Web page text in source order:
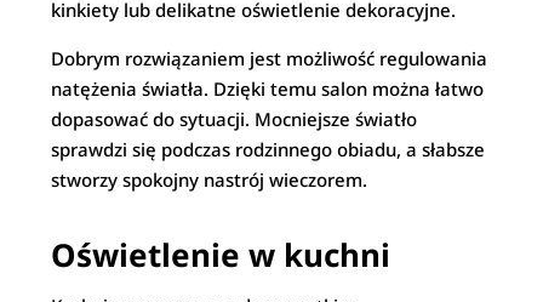
kinkiety lub delikatne oświetlenie dekoracyjne.
Dobrym rozwiązaniem jest możliwość regulowania
natężenia światła. Dzięki temu salon można łatwo
dopasować do sytuacji. Mocniejsze światło
sprawdzi się podczas rodzinnego obiadu, a słabsze
stworzy spokojny nastrój wieczorem.
Oświetlenie w kuchni